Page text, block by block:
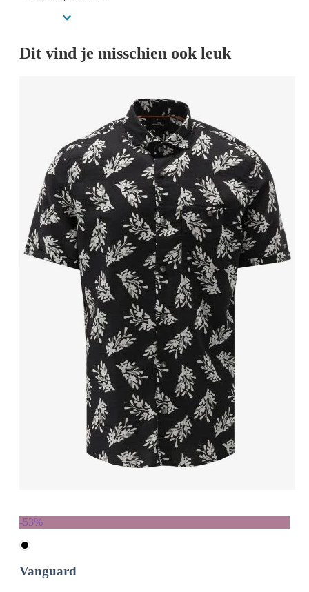
Dit vind je misschien ook leuk
-53%
Vanguard